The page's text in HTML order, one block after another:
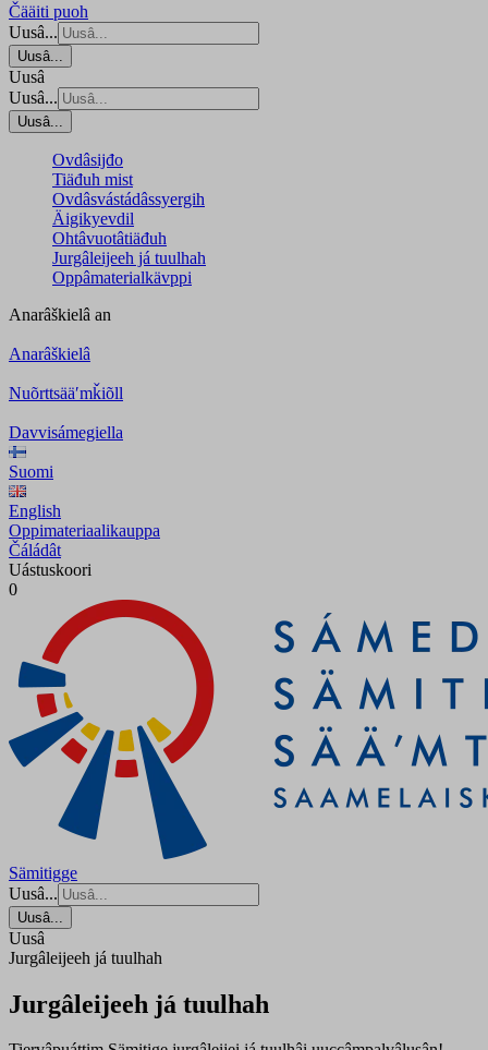
Čääiti puoh
Uusâ...
Uusâ...
Uusâ
Uusâ...
Uusâ...
Ovdâsijđo
Tiäđuh mist
Ovdâsvástádâssyergih
Äigikyevdil
Ohtâvuotâtiäđuh
Jurgâleijeeh já tuulhah
Oppâmaterialkävppi
Anarâškielâ an
Anarâškielâ
Nuõrttsääʹmǩiõll
Davvisámegiella
Suomi
English
Oppimateriaalikauppa
Čáládât
Uástuskoori
0
Sämitigge
Uusâ...
Uusâ...
Uusâ
Jurgâleijeeh já tuulhah
Jurgâleijeeh já tuulhah